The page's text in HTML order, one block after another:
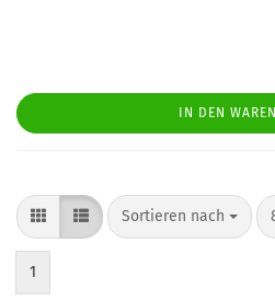
IN DEN
Sortieren nach
1